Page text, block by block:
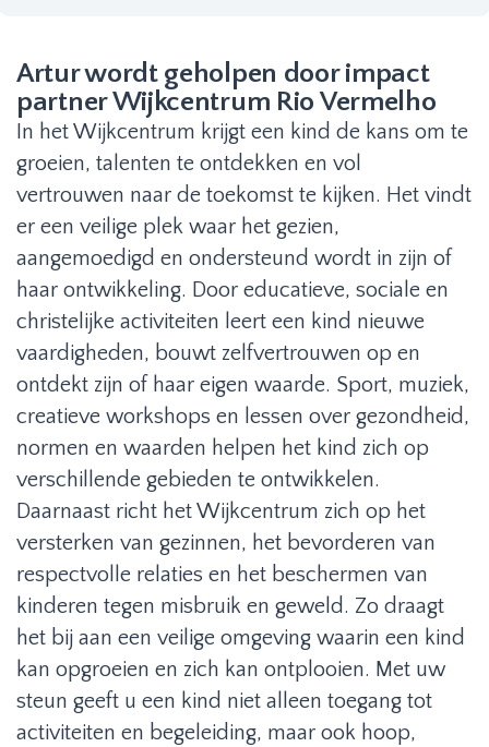
Artur wordt geholpen door impact
partner Wijkcentrum Rio Vermelho
In het Wijkcentrum krijgt een kind de kans om te
groeien, talenten te ontdekken en vol
vertrouwen naar de toekomst te kijken. Het vindt
er een veilige plek waar het gezien,
aangemoedigd en ondersteund wordt in zijn of
haar ontwikkeling. Door educatieve, sociale en
christelijke activiteiten leert een kind nieuwe
vaardigheden, bouwt zelfvertrouwen op en
ontdekt zijn of haar eigen waarde. Sport, muziek,
creatieve workshops en lessen over gezondheid,
normen en waarden helpen het kind zich op
verschillende gebieden te ontwikkelen.
Daarnaast richt het Wijkcentrum zich op het
versterken van gezinnen, het bevorderen van
respectvolle relaties en het beschermen van
kinderen tegen misbruik en geweld. Zo draagt
het bij aan een veilige omgeving waarin een kind
kan opgroeien en zich kan ontplooien. Met uw
steun geeft u een kind niet alleen toegang tot
activiteiten en begeleiding, maar ook hoop,